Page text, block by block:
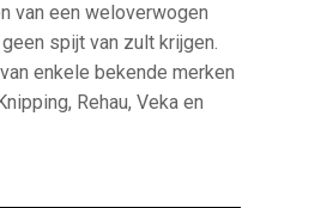
van een weloverwogen
spijt van zult krijgen.
enkele bekende merken
Rehau, Veka en